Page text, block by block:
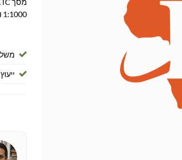
1:1000 ועיצוב דק. מושלם לעבודה, לימודים ובידור.